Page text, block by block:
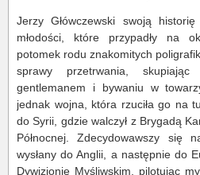
Jerzy Główczewski swoją
młodości, które przypadły na
potomek rodu znakomitych
sprawy przetrwania,
gentlemanem i bywaniu w
jednak wojna, która rzuciła go na
do Syrii, gdzie walczył z Brygadą
Północnej. Zdecydowawszy się
wysłany do Anglii, a następnie do
Dywizjonie Myśliwskim, pilotując